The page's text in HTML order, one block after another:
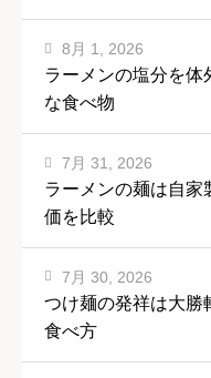
ラーメンの塩分を体
な食べ物
8月 1, 2026
ラーメンの麺は自家
価を比較
7月 31, 2026
つけ麺の発祥は大勝
食べ方
7月 30, 2026